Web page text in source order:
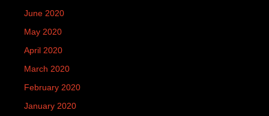
June 2020
May 2020
April 2020
March 2020
February 2020
January 2020